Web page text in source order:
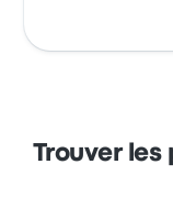
Trouver les